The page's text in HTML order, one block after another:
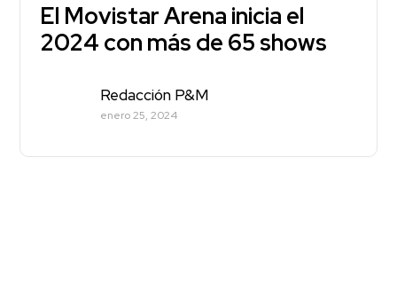
El Movistar Arena inicia el
2024 con más de 65 shows
Redacción P&M
enero 25, 2024